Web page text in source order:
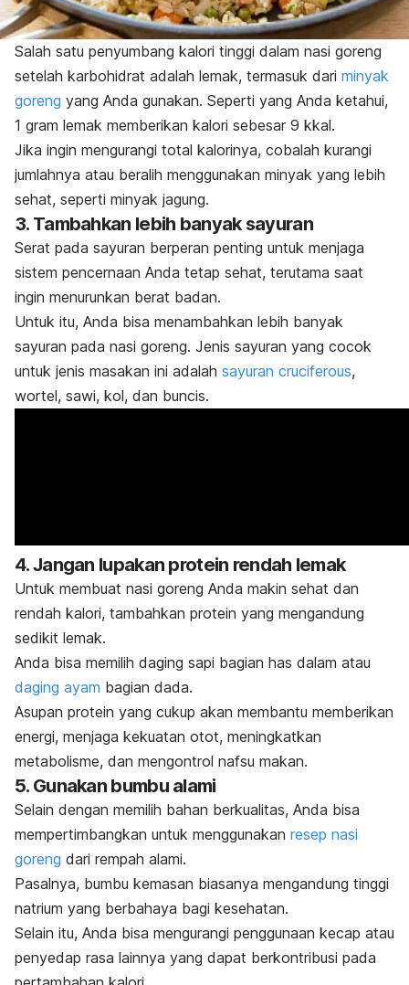
Salah satu penyumbang kalori tinggi dalam nasi goreng
setelah karbohidrat adalah lemak, termasuk dari minyak
goreng yang Anda gunakan. Seperti yang Anda ketahui,
1 gram lemak memberikan kalori sebesar 9 kkal.
Jika ingin mengurangi total kalorinya, cobalah kurangi
jumlahnya atau beralih menggunakan minyak yang lebih
sehat, seperti minyak jagung.
3. Tambahkan lebih banyak sayuran
Serat pada sayuran berperan penting untuk menjaga
sistem pencernaan Anda tetap sehat, terutama saat
ingin menurunkan berat badan.
Untuk itu, Anda bisa menambahkan lebih banyak
sayuran pada nasi goreng. Jenis sayuran yang cocok
untuk jenis masakan ini adalah sayuran cruciferous,
wortel, sawi, kol, dan buncis.
4. Jangan lupakan protein rendah lemak
Untuk membuat nasi goreng Anda makin sehat dan
rendah kalori, tambahkan protein yang mengandung
sedikit lemak.
Anda bisa memilih daging sapi bagian has dalam atau
daging ayam bagian dada.
Asupan protein yang cukup akan membantu memberikan
energi, menjaga kekuatan otot, meningkatkan
metabolisme, dan mengontrol nafsu makan.
5. Gunakan bumbu alami
Selain dengan memilih bahan berkualitas, Anda bisa
mempertimbangkan untuk menggunakan resep nasi
goreng dari rempah alami.
Pasalnya, bumbu kemasan biasanya mengandung tinggi
natrium yang berbahaya bagi kesehatan.
Selain itu, Anda bisa mengurangi penggunaan kecap atau
penyedap rasa lainnya yang dapat berkontribusi pada